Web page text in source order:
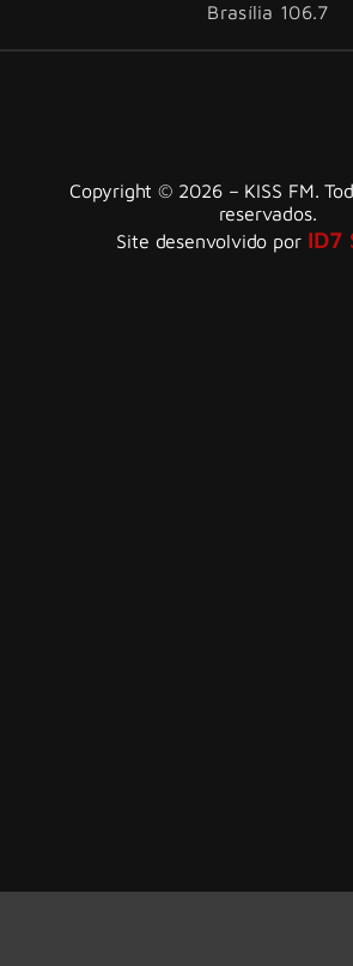
Brasília 106.7
Copyright © 2026 – KISS FM.
reservados.
Site desenvolvido por ID7